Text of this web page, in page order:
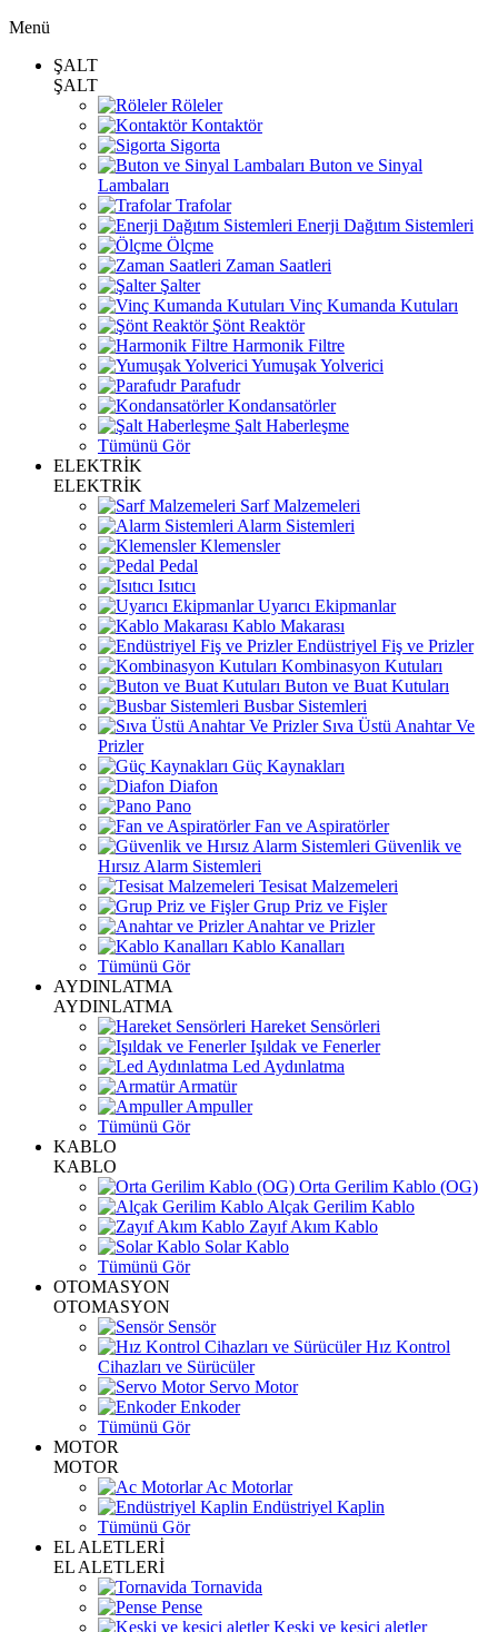
Menü
ŞALT
ŞALT
Röleler
Kontaktör
Sigorta
Buton ve Sinyal
Lambaları
Trafolar
Enerji Dağıtım Sistemleri
Ölçme
Zaman Saatleri
Şalter
Vinç Kumanda Kutuları
Şönt Reaktör
Harmonik Filtre
Yumuşak Yolverici
Parafudr
Kondansatörler
Şalt Haberleşme
Tümünü Gör
ELEKTRİK
ELEKTRİK
Sarf Malzemeleri
Alarm Sistemleri
Klemensler
Pedal
Isıtıcı
Uyarıcı Ekipmanlar
Kablo Makarası
Endüstriyel Fiş ve Prizler
Kombinasyon Kutuları
Buton ve Buat Kutuları
Busbar Sistemleri
Sıva Üstü Anahtar Ve
Prizler
Güç Kaynakları
Diafon
Pano
Fan ve Aspiratörler
Güvenlik ve
Hırsız Alarm Sistemleri
Tesisat Malzemeleri
Grup Priz ve Fişler
Anahtar ve Prizler
Kablo Kanalları
Tümünü Gör
AYDINLATMA
AYDINLATMA
Hareket Sensörleri
Işıldak ve Fenerler
Led Aydınlatma
Armatür
Ampuller
Tümünü Gör
KABLO
KABLO
Orta Gerilim Kablo (OG)
Alçak Gerilim Kablo
Zayıf Akım Kablo
Solar Kablo
Tümünü Gör
OTOMASYON
OTOMASYON
Sensör
Hız Kontrol
Cihazları ve Sürücüler
Servo Motor
Enkoder
Tümünü Gör
MOTOR
MOTOR
Ac Motorlar
Endüstriyel Kaplin
Tümünü Gör
EL ALETLERİ
EL ALETLERİ
Tornavida
Pense
Keski ve kesici aletler